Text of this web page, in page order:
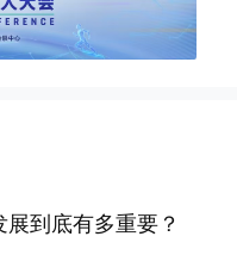
到底有多重要？